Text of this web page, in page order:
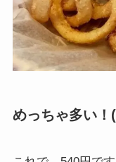
めっちゃ多い！